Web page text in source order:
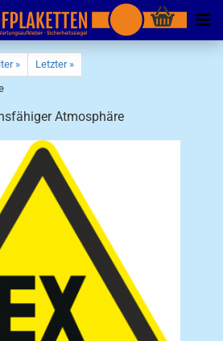
»
Letzter »
Atmosphäre